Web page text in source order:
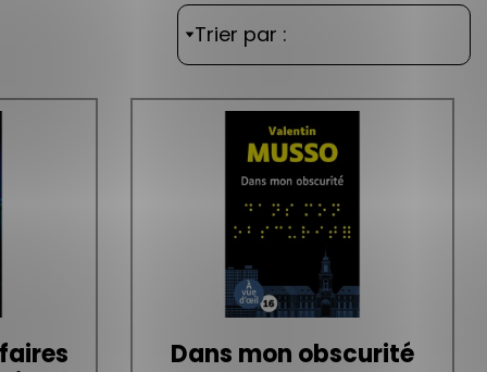
Trier par :
Dans mon obscurité